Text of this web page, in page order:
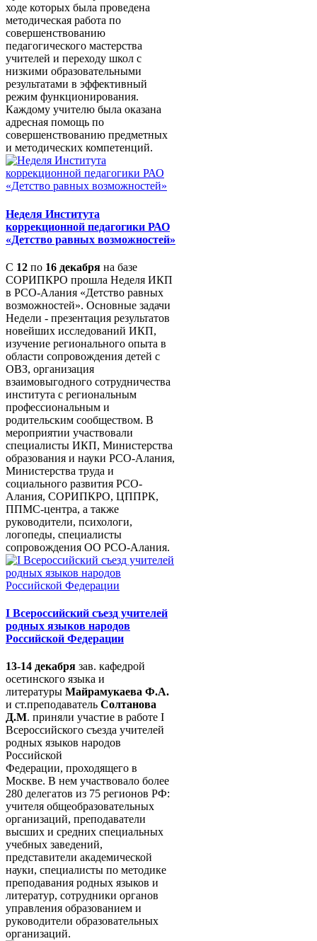
ходе которых была проведена
методическая работа по
совершенствованию
педагогического мастерства
учителей и переходу школ с
низкими образовательными
результатами в эффективный
режим функционирования.
Каждому учителю была оказана
адресная помощь по
совершенствованию предметных
и методических компетенций.
Неделя Института
коррекционной педагогики РАО
«Детство равных возможностей»
С 12 по 16 декабря на базе
СОРИПКРО прошла Неделя ИКП
в РСО-Алания «Детство равных
возможностей». Основные задачи
Недели - презентация результатов
новейших исследований ИКП,
изучение регионального опыта в
области сопровождения детей с
ОВЗ, организация
взаимовыгодного сотрудничества
института с региональным
профессиональным и
родительским сообществом. В
мероприятии участвовали
специалисты ИКП, Министерства
образования и науки РСО-Алания,
Министерства труда и
социального развития РСО-
Алания, СОРИПКРО, ЦППРК,
ППМС-центра, а также
руководители, психологи,
логопеды, специалисты
сопровождения ОО РСО-Алания.
I Всероссийский съезд учителей
родных языков народов
Российской Федерации
13-14 декабря зав. кафедрой
осетинского языка и
литературы Майрамукаева Ф.А.
и ст.преподаватель Солтанова
Д.М. приняли участие в работе I
Всероссийского съезда учителей
родных языков народов
Российской
Федерации, проходящего в
Москве. В нем участвовало более
280 делегатов из 75 регионов РФ:
учителя общеобразовательных
организаций, преподаватели
высших и средних специальных
учебных заведений,
представители академической
науки, специалисты по методике
преподавания родных языков и
литератур, сотрудники органов
управления образованием и
руководители образовательных
организаций.